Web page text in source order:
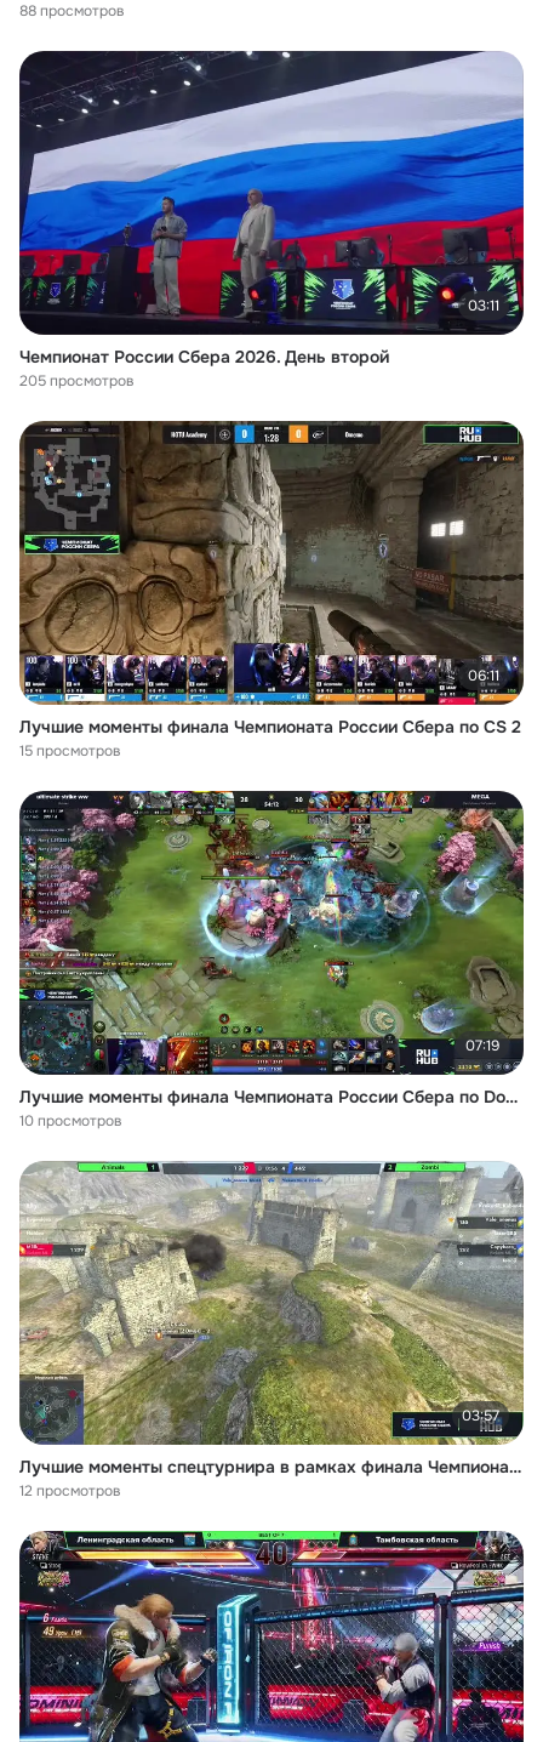
88 просмотров
03:11
Чемпионат России Сбера 2026. День второй
205 просмотров
06:11
Лучшие моменты финала Чемпионата России Сбера по CS 2
15 просмотров
07:19
Лучшие моменты финала Чемпионата России Сбера по Dota 2
10 просмотров
03:57
Лучшие моменты спецтурнира в рамках финала Чемпионата России Сбера по Tanks Blitz
12 просмотров